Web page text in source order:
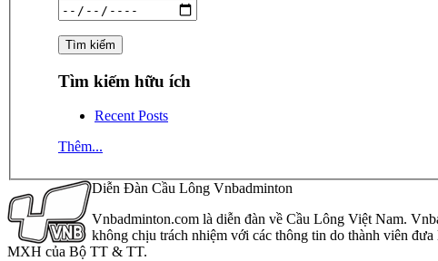
Tìm kiếm hữu ích
Recent Posts
Thêm...
Diễn Đàn Cầu Lông Vnbadminton
Vnbadminton.com là diễn đàn về Cầu Lông Việt Nam.
không chịu trách nhiệm với các thông tin do thành viên
MXH của Bộ TT & TT.